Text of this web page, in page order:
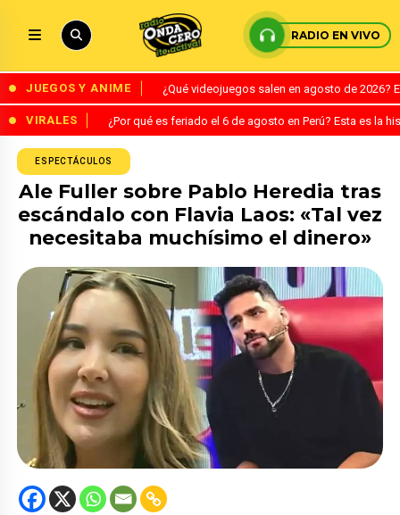
RADIO EN VIVO
JUEGOS Y ANIME ¿Qué videojuegos salen en agosto de
VIRALES ¿Por qué es feriado el 6 de agosto en Perú? Esta es la
ESPECTÁCULOS
Ale Fuller sobre Pablo Heredia tras
escándalo con Flavia Laos: «Tal vez
necesitaba muchísimo el dinero»